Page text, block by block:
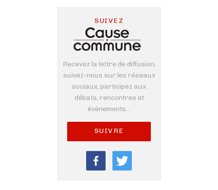
SUIVEZ
Recevez la lettre de diffusion,
suivez-nous sur les réseaux
sociaux, participez aux
débats, rencontres et
évènements...
SUIVRE